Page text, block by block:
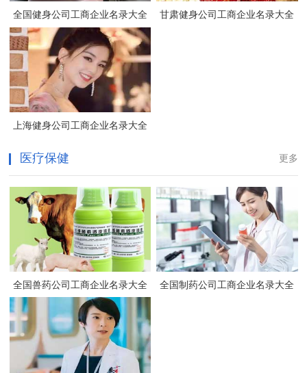
全国健身公司工商企业名录大全 甘肃健身公司工商企业名录大全
上海健身公司工商企业名录大全
更多
医疗保健
全国兽药公司工商企业名录大全 全国制药公司工商企业名录大全